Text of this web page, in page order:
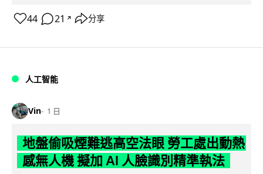
44 21 ↗ 分享
人工智能
Vin 1 日
地盤偷吸煙難逃高空法眼 勞工處出動熱
感無人機 擬加 AI 人臉識別精準執法